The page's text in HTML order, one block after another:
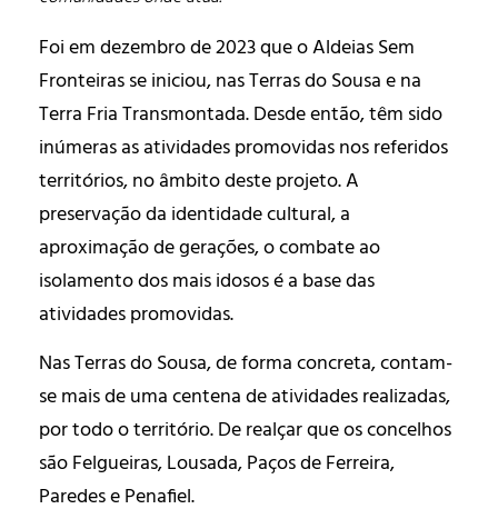
Foi em dezembro de 2023 que o Aldeias Sem
Fronteiras se iniciou, nas Terras do Sousa e na
Terra Fria Transmontada. Desde então, têm sido
inúmeras as atividades promovidas nos referidos
territórios, no âmbito deste projeto. A
preservação da identidade cultural, a
aproximação de gerações, o combate ao
isolamento dos mais idosos é a base das
atividades promovidas.
Nas Terras do Sousa, de forma concreta, contam-
se mais de uma centena de atividades realizadas,
por todo o território. De realçar que os concelhos
são Felgueiras, Lousada, Paços de Ferreira,
Paredes e Penafiel.